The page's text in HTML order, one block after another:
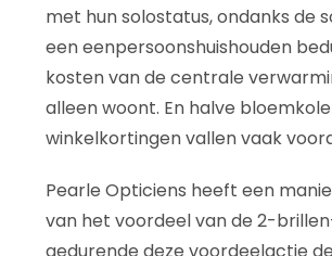
met hun solostatus, ondanks de
een eenpersoonshuishouden
kosten van de centrale
alleen woont. En halve
winkelkortingen vallen vaak
Pearle Opticiens heeft een
van het voordeel van de 2-
gedurende deze voordeelactie